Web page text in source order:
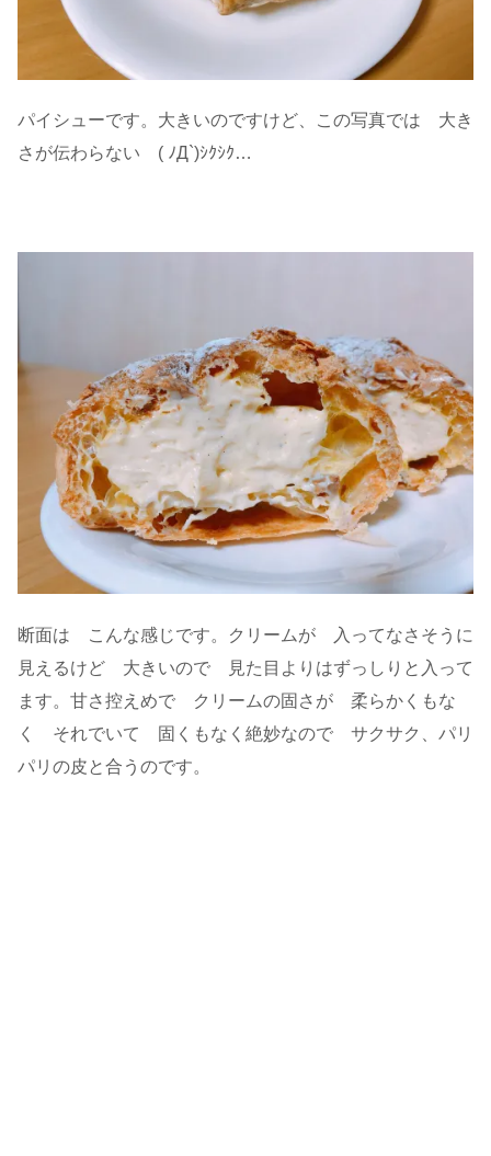
パイシューです。大きいのですけど、この写真では 大き
さが伝わらない ( ﾉД`)ｼｸｼｸ…
断面は こんな感じです。クリームが 入ってなさそうに
見えるけど 大きいので 見た目よりはずっしりと入って
ます。甘さ控えめで クリームの固さが 柔らかくもな
く それでいて 固くもなく絶妙なので サクサク、パリ
パリの皮と合うのです。